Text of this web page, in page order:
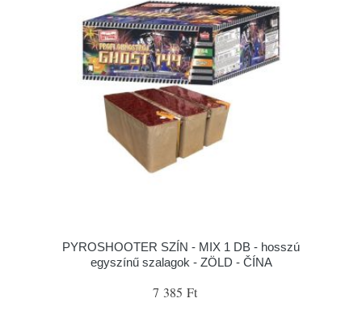
PYROSHOOTER SZÍN - MIX 1 DB - hosszú
egyszínű szalagok - ZÖLD - ČÍNA
7 385 Ft